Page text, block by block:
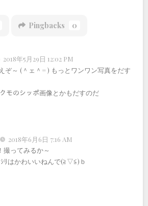
Pingbacks 0
2018年5月29日 12:02 PM
ぞ～ (＾ェ＾= ) もっとワンワン写真をだす
モのシッポ画像とかもだすのだ
2018年6月6日 7:16 AM
撮ってみるか～
ﾘはかわいいねんで(≧▽≦)ｂ